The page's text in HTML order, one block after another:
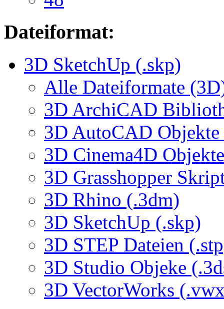
Dateiformat:
3D SketchUp (.skp)
Alle Dateiformate
3D ArchiCAD
3D AutoCAD
3D Cinema4D
3D Grasshopper
3D Rhino (.3dm)
3D SketchUp (.skp)
3D STEP Dateien
3D Studio Objeke
3D VectorWorks